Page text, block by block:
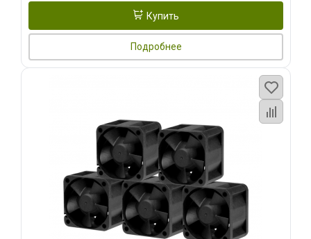
Купить
Подробнее